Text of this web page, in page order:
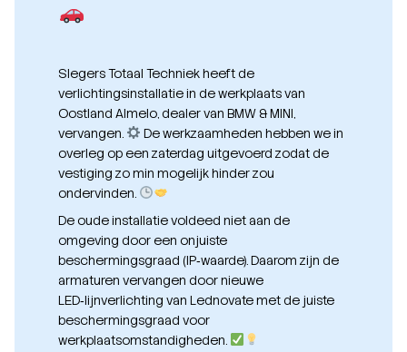
Slegers Totaal Techniek heeft de
verlichtingsinstallatie in de werkplaats van
Oostland Almelo, dealer van BMW & MINI,
vervangen.
De werkzaamheden hebben we in
overleg op een zaterdag uitgevoerd zodat de
vestiging zo min mogelijk hinder zou
ondervinden.
De oude installatie voldeed niet aan de
omgeving door een onjuiste
beschermingsgraad (IP‑waarde). Daarom zijn de
armaturen vervangen door nieuwe
LED‑lijnverlichting van Lednovate met de juiste
beschermingsgraad voor
werkplaatsomstandigheden.